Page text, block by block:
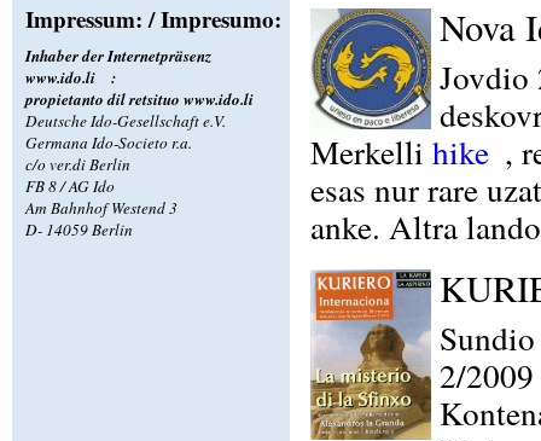
Impressum: / Impresumo:
Inhaber der Internetpräsenz
www.ido.li
:
propietanto dil retsituo www.ido.li
Deutsche Ido-Gesellschaft e.V.
Germana Ido-Societo r.a.
c/o ver.di Berlin
FB 8 / AG Ido
Am Bahnhof Westend 3
D- 14059 Berlin
Nova
Jovdio
Merkelli hike ,
esas nur rare
anke. Altra
2/